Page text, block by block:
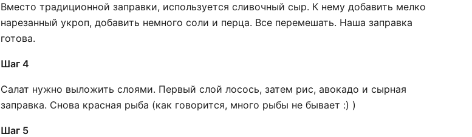
Вместо традиционной заправки, используется сливочный сыр. К нему добавить мелко
нарезанный укроп, добавить немного соли и перца. Все перемешать. Наша заправка
готова.
Шаг 4
Салат нужно выложить слоями. Первый слой лосось, затем рис, авокадо и сырная
заправка. Снова красная рыба (как говорится, много рыбы не бывает :) )
Шаг 5